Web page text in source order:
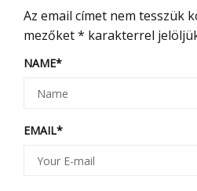
Az email címet nem tesszük
mezőket* karakterrel
NAME*
EMAIL*